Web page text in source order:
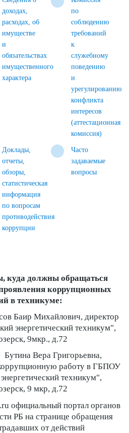
доходах,
расходах, об
имуществе
и
обязательствах
имущественного
характера
по
соблюдению
требований
к
служебному
поведению
и
урегулированию
конфликта
интересов
(аттестационная
комиссия)
Доклады,
отчеты,
обзоры,
статистическая
информация
по вопросам
противодействия
коррупции
Часто
задаваемые
вопросы
куда должны обращаться
коррупционных
в техникуме:
Баир Михайлович, директор
энергетический техникум",
9мкр., д.72
Вера Григорьевна,
работу в ГБПОУ
техникум",
9 мкр, д.72
официальный портал органов
РБ на странице обращения
от действий